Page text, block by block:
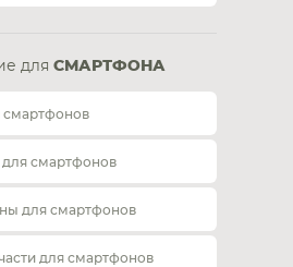
для СМАРТФОНА
смартфонов
смартфонов
для смартфонов
для смартфонов